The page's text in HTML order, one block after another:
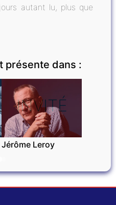
autant lu, plus que
présente dans :
INVITÉ
Jérôme Leroy